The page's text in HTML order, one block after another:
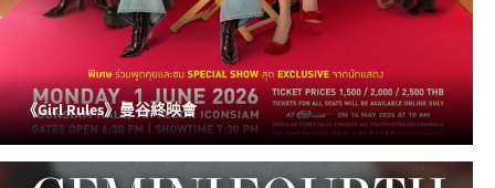
《Girl Rules》曼谷終映會